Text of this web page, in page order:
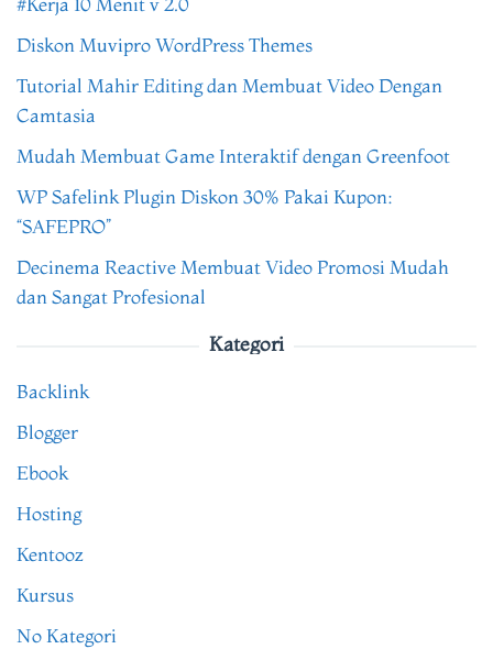
Diskon Muvipro WordPress Themes
Tutorial Mahir Editing dan Membuat Video Dengan
Camtasia
Mudah Membuat Game Interaktif dengan Greenfoot
WP Safelink Plugin Diskon 30% Pakai Kupon:
“SAFEPRO”
Decinema Reactive Membuat Video Promosi Mudah
dan Sangat Profesional
Kategori
Backlink
Blogger
Ebook
Hosting
Kentooz
Kursus
No Kategori